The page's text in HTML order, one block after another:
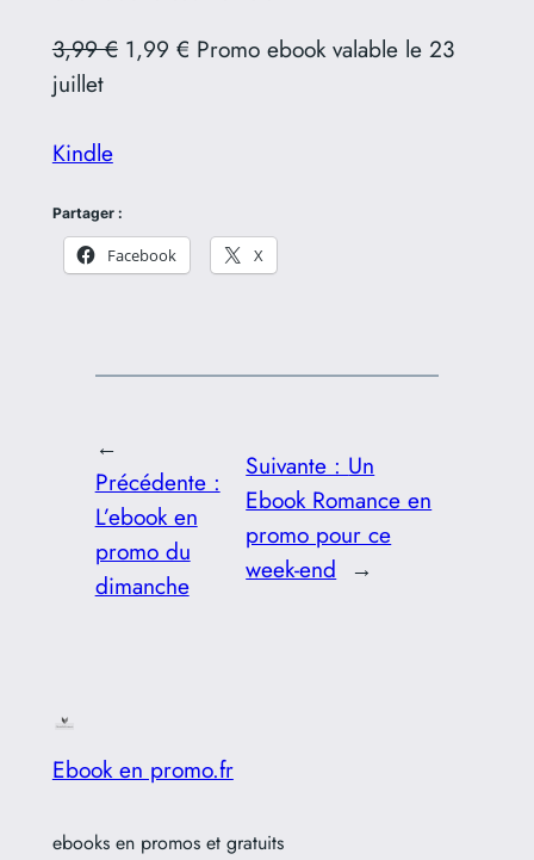
3,99 €1,99 € Promo ebook valable le 23
juillet
Kindle
Partager :
Facebook X
←
Précédente :
L’ebook en
promo du
dimanche
Suivante : Un
Ebook Romance en
promo pour ce
week-end →
Ebook en promo.fr
ebooks en promos et gratuits